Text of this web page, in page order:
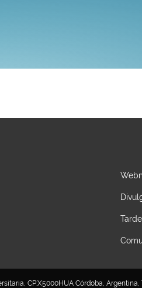
CP:X5000HUA Córdoba, Argentina,